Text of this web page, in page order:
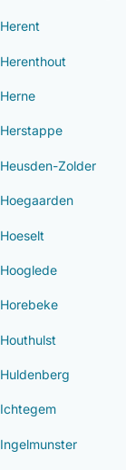
Herent
Herenthout
Herne
Herstappe
Heusden-Zolder
Hoegaarden
Hoeselt
Hooglede
Horebeke
Houthulst
Huldenberg
Ichtegem
Ingelmunster